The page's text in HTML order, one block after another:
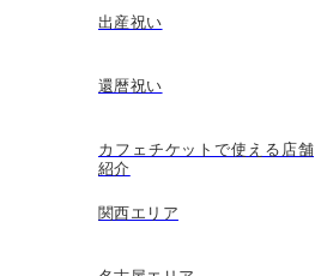
出産祝い
還暦祝い
カフェチケットで使える店舗
紹介
関西エリア